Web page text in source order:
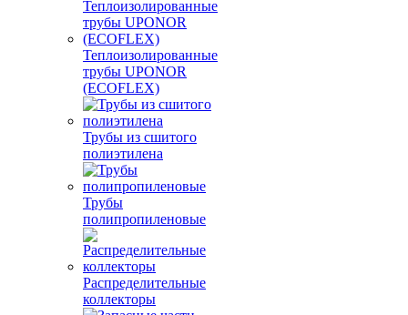
Теплоизолированные
трубы UPONOR
(ECOFLEX)
Трубы из сшитого
полиэтилена
Трубы
полипропиленовые
Распределительные
коллекторы